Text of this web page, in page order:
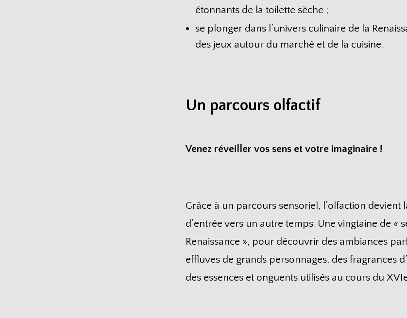
étonnants de la toilette sèche ;
se plonger dans l’univers culinaire de la
des jeux autour du marché et de la cuisine.
Un parcours olfactif
Venez réveiller vos sens et votre imaginaire !
Grâce à un parcours sensoriel, l’olfaction devient
d’entrée vers un autre temps. Une vingtaine de «
Renaissance », pour découvrir des ambiances
effluves de grands personnages, des fragrances
des essences et onguents utilisés au cours du